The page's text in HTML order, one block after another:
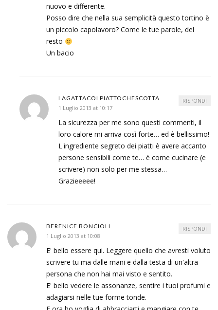
nuovo e differente.
Posso dire che nella sua semplicità questo tortino è
un piccolo capolavoro? Come le tue parole, del
resto
Un bacio
LAGATTACOLPIATTOCHESCOTTA
1 Luglio 2013 at 10:17
La sicurezza per me sono questi commenti, il
loro calore mi arriva così forte… ed è bellissimo!
L'ingrediente segreto dei piatti è avere accanto
persone sensibili come te… è come cucinare (e
scrivere) non solo per me stessa…
Grazieeeee!
RISPONDI
BERENICE BONCIOLI
1 Luglio 2013 at 10:08
E' bello essere qui. Leggere quello che avresti voluto
scrivere tu ma dalle mani e dalla testa di un'altra
persona che non hai mai visto e sentito.
E' bello vedere le assonanze, sentire i tuoi profumi e
adagiarsi nelle tue forme tonde.
RISPONDI